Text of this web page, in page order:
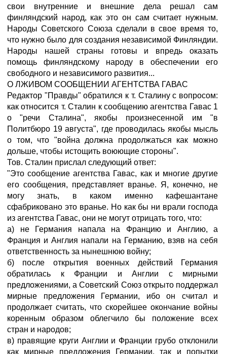
свои внутренние и внешние дела решал сам
финляндский народ, как это он сам считает нужным.
Народы Советского Союза сделали в свое время то,
что нужно было для создания независимой Финляндии.
Народы нашей страны готовы и впредь оказать
помощь финляндскому народу в обеспечении его
свободного и независимого развития...
О ЛЖИВОМ СООБЩЕНИИ АГЕНТСТВА ГАВАС
Редактор "Правды" обратился к т. Сталину с вопросом:
как относится т. Сталин к сообщению агентства Гавас 1
о "речи Сталина", якобы произнесенной им "в
Политбюро 19 августа", где проводилась якобы мысль
о том, что "война должна продолжаться как можно
дольше, чтобы истощить воюющие стороны".
Тов. Сталин прислал следующий ответ:
"Это сообщение агентства Гавас, как и многие другие
его сообщения, представляет вранье. Я, конечно, не
могу знать, в каком именно кафешантане
сфабриковано это вранье. Но как бы ни врали господа
из агентства Гавас, они не могут отрицать того, что:
а) не Германия напала на Францию и Англию, а
Франция и Англия напали на Германию, взяв на себя
ответственность за нынешнюю войну;
б) после открытия военных действий Германия
обратилась к Франции и Англии с мирными
предложениями, а Советский Союз открыто поддержал
мирные предложения Германии, ибо он считал и
продолжает считать, что скорейшее окончание войны
коренным образом облегчило бы положение всех
стран и народов;
в) правящие круги Англии и Франции грубо отклонили
как мирные предложения Германии, так и попытки